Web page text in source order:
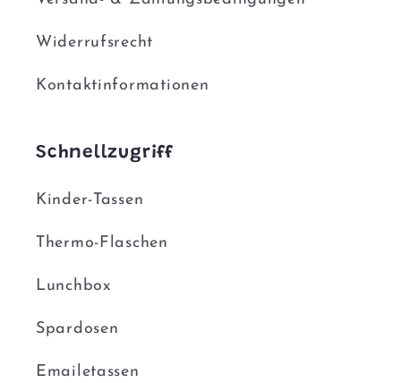
Widerrufsrecht
Kontaktinformationen
Schnellzugriff
Kinder-Tassen
Thermo-Flaschen
Lunchbox
Spardosen
Emailetassen